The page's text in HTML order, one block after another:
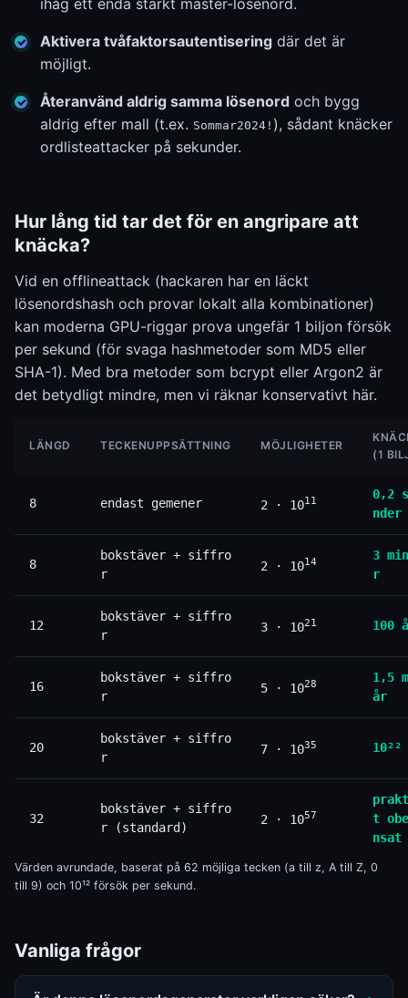
ihåg ett enda starkt master-lösenord.
Aktivera tvåfaktorsautentisering där det är
möjligt.
Återanvänd aldrig samma lösenord och bygg
aldrig efter mall (t.ex. Sommar2024! ), sådant knäcker
ordlisteattacker på sekunder.
Hur lång tid tar det för en angripare att
knäcka?
Vid en offlineattack (hackaren har en läckt
lösenordshash och provar lokalt alla kombinationer)
kan moderna GPU-riggar prova ungefär 1 biljon försök
per sekund (för svaga hashmetoder som MD5 eller
SHA-1). Med bra metoder som bcrypt eller Argon2 är
det betydligt mindre, men vi räknar konservativt här.
LÄNGD TECKENUPPSÄTTNING MÖJLIGHETER
(1
8 endast gemener 2 · 1011
0,2
nder
8
bokstäver + siffro
r
2 · 1014
3
r
12
bokstäver + siffro
r
3 · 1021 100
16
bokstäver + siffro
r
5 · 1028
1,5
år
20
bokstäver + siffro
r
7 · 1035
32
bokstäver + siffro
r (standard)
2 · 1057
t
nsat
Värden avrundade, baserat på 62 möjliga tecken (a till z, A till Z, 0
till 9) och 10¹² försök per sekund.
Vanliga frågor